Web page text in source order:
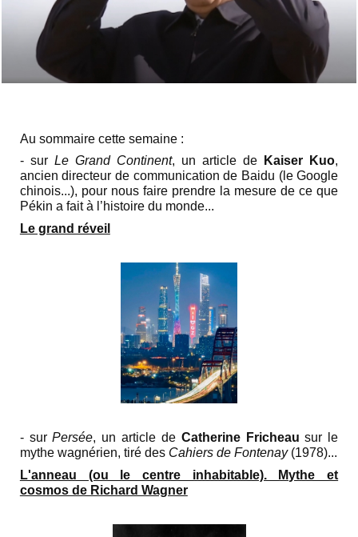
Au sommaire cette semaine :
- sur Le Grand Continent, un article de Kaiser Kuo,
ancien directeur de communication de Baidu (le Google
chinois...), pour nous faire prendre la mesure de ce que
Pékin a fait à l’histoire du monde...
Le grand réveil
- surPersée, un article de Catherine Fricheau sur le
mythe wagnérien, tiré desCahiers de Fontenay(1978)...
L'anneau (ou le centre inhabitable). Mythe et
cosmos de Richard Wagner